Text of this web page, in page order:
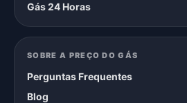
Gás 24 Horas
SOBRE A PREÇO DO GÁS
Perguntas Frequentes
Blog